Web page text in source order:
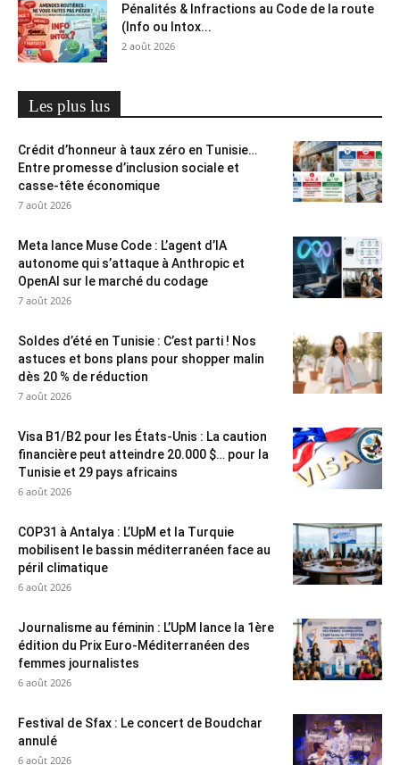
Pénalités & Infractions au Code de la route
(Info ou Intox...
2 août 2026
Les plus lus
Crédit d’honneur à taux zéro en Tunisie…
Entre promesse d’inclusion sociale et
casse-tête économique
7 août 2026
Meta lance Muse Code : L’agent d’IA
autonome qui s’attaque à Anthropic et
OpenAI sur le marché du codage
7 août 2026
Soldes d’été en Tunisie : C’est parti ! Nos
astuces et bons plans pour shopper malin
dès 20 % de réduction
7 août 2026
Visa B1/B2 pour les États-Unis : La caution
financière peut atteindre 20.000 $… pour la
Tunisie et 29 pays africains
6 août 2026
COP31 à Antalya : L’UpM et la Turquie
mobilisent le bassin méditerranéen face au
péril climatique
6 août 2026
Journalisme au féminin : L’UpM lance la 1ère
édition du Prix Euro-Méditerranéen des
femmes journalistes
6 août 2026
Festival de Sfax : Le concert de Boudchar
annulé
6 août 2026